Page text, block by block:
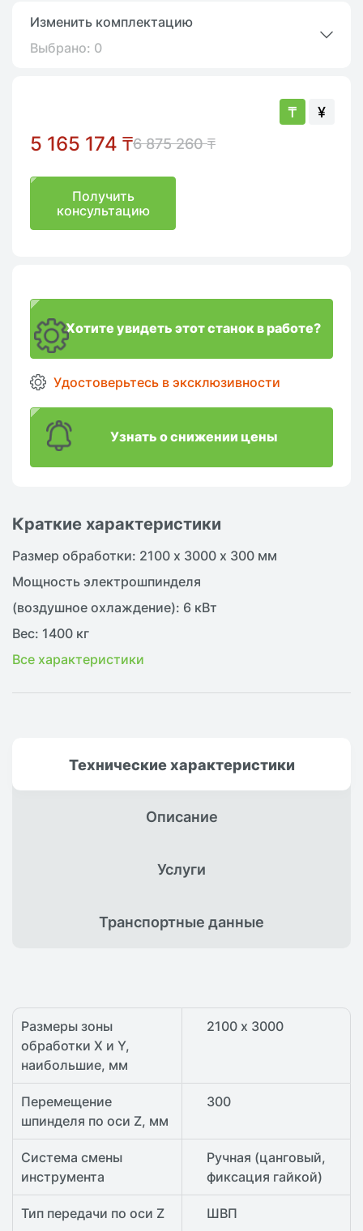
Краткие характеристики
Размер обработки: 2100 х 3000 х 300 мм
Мощность электрошпинделя
(воздушное охлаждение): 6 кВт
Вес: 1400 кг
Все характеристики
Изменить комплектацию
Выбрано: 0
₸ ¥
5 165 174 ₸6 875 260 ₸
Получить
консультацию
Хотите увидеть этот станок в работе?
Удостоверьтесь в эксклюзивности
Узнать о снижении цены
Техническиехарактеристики
Описание
Услуги
Транспортныеданные
Размеры зоны
обработки X и Y,
наибольшие, мм
2100 х 3000
Перемещение
шпинделя по оси Z, мм
300
Система смены
инструмента
Ручная (цанговый,
фиксация гайкой)
Тип передачи по оси Z ШВП